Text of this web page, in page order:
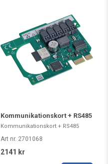
Kommunikationskort + RS485
Kommunikationskort + RS485
Art nr. 2701068
2141 kr